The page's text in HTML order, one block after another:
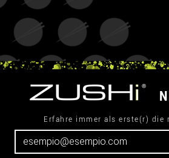
Erfahre immer als erste(r) die